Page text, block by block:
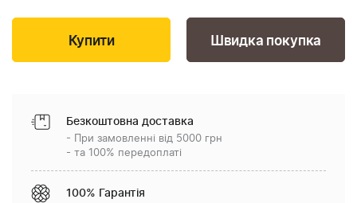
Швидка покупка
Безкоштовна доставка
- При замовленні від 5000 грн
- та 100% передоплаті
100% Гарантія